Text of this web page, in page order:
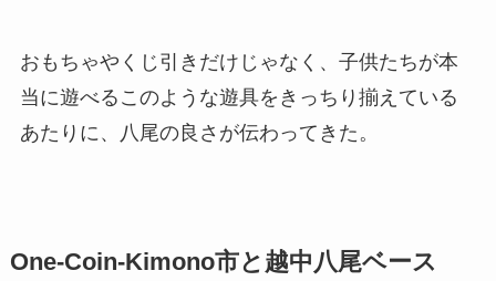
おもちゃやくじ引きだけじゃなく、 子供たちが本
当に遊べるこのような遊具をきっちり揃えている
あたりに、八尾の良さが伝わってきた。
One-Coin-Kimono市と越中八尾ベース